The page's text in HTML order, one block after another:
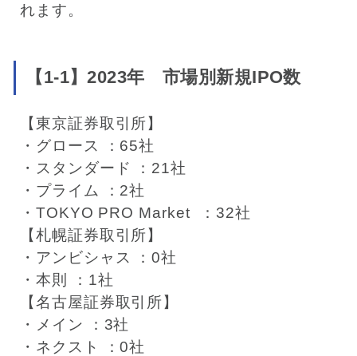
れます。
【1-1】2023年 市場別新規IPO数
【東京証券取引所】
・グロース ：65社
・スタンダード ：21社
・プライム ：2社
・TOKYO PRO Market ：32社
【札幌証券取引所】
・アンビシャス ：0社
・本則 ：1社
【名古屋証券取引所】
・メイン ：3社
・ネクスト ：0社